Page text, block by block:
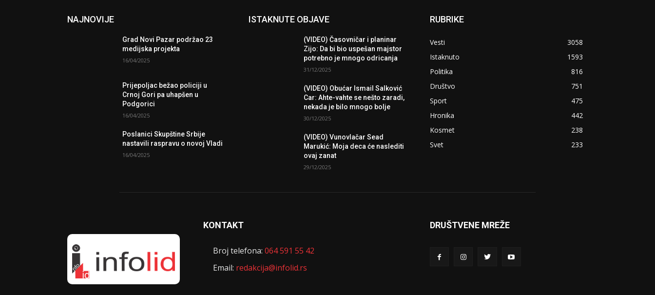
NAJNOVIJE
Grad Novi Pazar podržao 23
medijska projekta
16/04/2025
Prijepoljac bežao policiji u
Crnoj Gori pa uhapšen u
Podgorici
16/04/2025
Poslanici Skupštine Srbije
nastavili raspravu o novoj Vladi
16/04/2025
ISTAKNUTE OBJAVE
(VIDEO) Časovničar i planinar
Zijo: Da bi bio uspešan majstor
potrebno je mnogo odricanja
31/12/2025
(VIDEO) Obućar Ismail Salković
Car: Ahte-vahte se nešto zaradi,
nekada je bilo mnogo bolje
30/12/2025
(VIDEO) Vunovlačar Sead
Marukić: Moja deca će naslediti
ovaj zanat
29/12/2025
RUBRIKE
Vesti
3058
Istaknuto
1593
Politika
816
Društvo
751
Sport
475
Hronika
442
Kosmet
238
Svet
233
KONTAKT
Broj telefona: 064 591 55 42
Email: redakcija@infolid.rs
DRUŠTVENE MREŽE